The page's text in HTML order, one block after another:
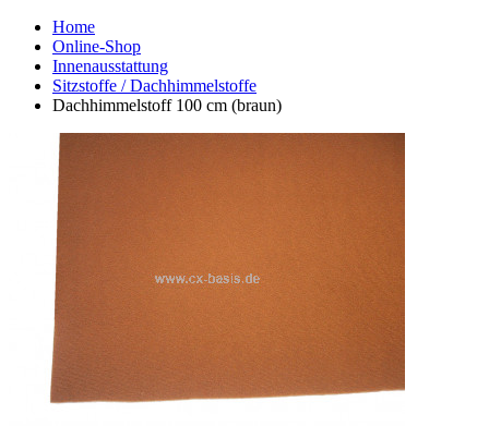
Home
Online-Shop
Innenausstattung
Sitzstoffe / Dachhimmelstoffe
Dachhimmelstoff 100 cm (braun)